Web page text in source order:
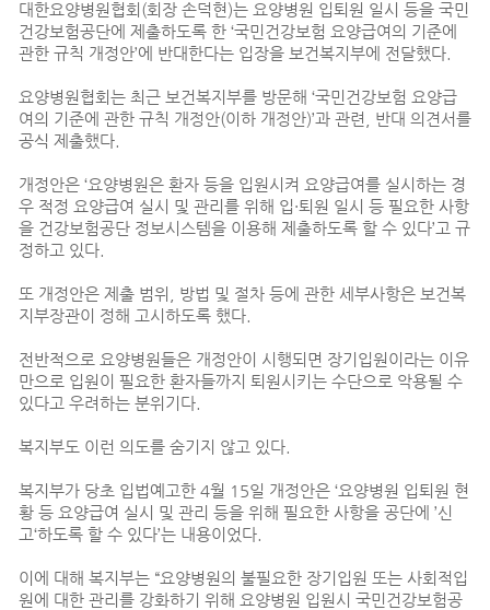
대한요양병원협회(회장 손덕현)는 요양병원 입퇴원 일시 등을 국민
건강보험공단에 제출하도록 한 ‘국민건강보험 요양급여의 기준에
관한 규칙 개정안’에 반대한다는 입장을 보건복지부에 전달했다.
요양병원협회는 최근 보건복지부를 방문해 ‘국민건강보험 요양급
여의 기준에 관한 규칙 개정안(이하 개정안)’과 관련, 반대 의견서를
공식 제출했다.
개정안은 ‘요양병원은 환자 등을 입원시켜 요양급여를 실시하는 경
우 적정 요양급여 실시 및 관리를 위해 입·퇴원 일시 등 필요한 사항
을 건강보험공단 정보시스템을 이용해 제출하도록 할 수 있다’고 규
정하고 있다.
또 개정안은 제출 범위, 방법 및 절차 등에 관한 세부사항은 보건복
지부장관이 정해 고시하도록 했다.
전반적으로 요양병원들은 개정안이 시행되면 장기입원이라는 이유
만으로 입원이 필요한 환자들까지 퇴원시키는 수단으로 악용될 수
있다고 우려하는 분위기다.
복지부도 이런 의도를 숨기지 않고 있다.
복지부가 당초 입법예고한 4월 15일 개정안은 ‘요양병원 입퇴원 현
황 등 요양급여 실시 및 관리 등을 위해 필요한 사항을 공단에 ’신
고‘하도록 할 수 있다’는 내용이었다.
이에 대해 복지부는 “요양병원의 불필요한 장기입원 또는 사회적입
원에 대한 관리를 강화하기 위해 요양병원 입원시 국민건강보험공